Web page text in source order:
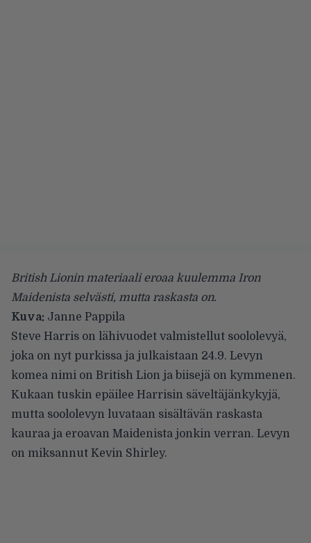
British Lionin materiaali eroaa kuulemma Iron
Maidenista selvästi, mutta raskasta on.
Kuva: Janne Pappila
Steve Harris on lähivuodet valmistellut soololevyä,
joka on nyt purkissa ja julkaistaan 24.9. Levyn
komea nimi on British Lion ja biisejä on kymmenen.
Kukaan tuskin epäilee Harrisin säveltäjänkykyjä,
mutta soololevyn luvataan sisältävän raskasta
kauraa ja eroavan Maidenista jonkin verran. Levyn
on miksannut Kevin Shirley.